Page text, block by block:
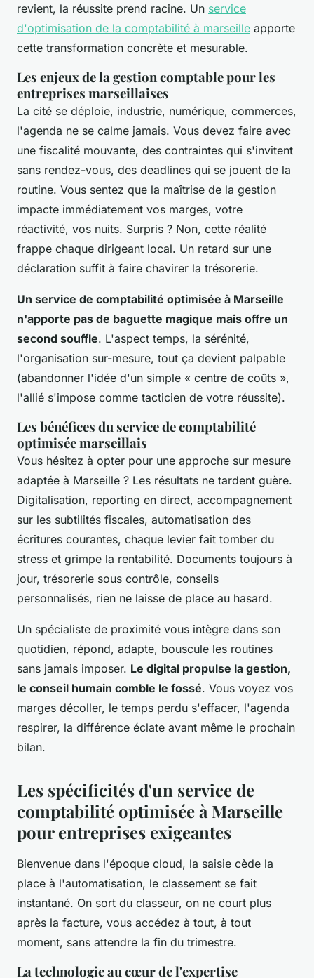
revient, la réussite prend racine. Un service
d'optimisation de la comptabilité à marseille apporte
cette transformation concrète et mesurable.
Les enjeux de la gestion comptable pour les
entreprises marseillaises
La cité se déploie, industrie, numérique, commerces,
l'agenda ne se calme jamais. Vous devez faire avec
une fiscalité mouvante, des contraintes qui s'invitent
sans rendez-vous, des deadlines qui se jouent de la
routine. Vous sentez que la maîtrise de la gestion
impacte immédiatement vos marges, votre
réactivité, vos nuits. Surpris ? Non, cette réalité
frappe chaque dirigeant local. Un retard sur une
déclaration suffit à faire chavirer la trésorerie.
Un service de comptabilité optimisée à Marseille
n'apporte pas de baguette magique mais offre un
second souffle. L'aspect temps, la sérénité,
l'organisation sur-mesure, tout ça devient palpable
(abandonner l'idée d'un simple « centre de coûts »,
l'allié s'impose comme tacticien de votre réussite).
Les bénéfices du service de comptabilité
optimisée marseillais
Vous hésitez à opter pour une approche sur mesure
adaptée à Marseille ? Les résultats ne tardent guère.
Digitalisation, reporting en direct, accompagnement
sur les subtilités fiscales, automatisation des
écritures courantes, chaque levier fait tomber du
stress et grimpe la rentabilité. Documents toujours à
jour, trésorerie sous contrôle, conseils
personnalisés, rien ne laisse de place au hasard.
Un spécialiste de proximité vous intègre dans son
quotidien, répond, adapte, bouscule les routines
sans jamais imposer. Le digital propulse la gestion,
le conseil humain comble le fossé. Vous voyez vos
marges décoller, le temps perdu s'effacer, l'agenda
respirer, la différence éclate avant même le prochain
bilan.
Les spécificités d'un service de
comptabilité optimisée à Marseille
pour entreprises exigeantes
Bienvenue dans l'époque cloud, la saisie cède la
place à l'automatisation, le classement se fait
instantané. On sort du classeur, on ne court plus
après la facture, vous accédez à tout, à tout
moment, sans attendre la fin du trimestre.
La technologie au cœur de l'expertise